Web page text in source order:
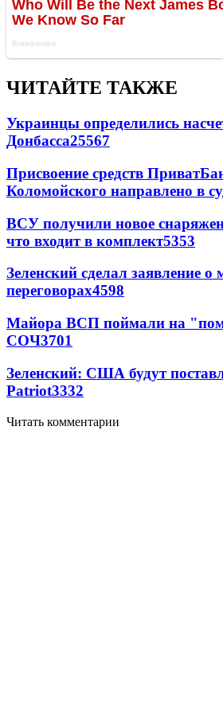
ЧИТАЙТЕ ТАКЖЕ
Украинцы определились
Донбасса25567
Присвоение средств
Коломойского направлено в
ВСУ получили новое
что входит в комплект5353
Зеленский сделал заявление
переговорах4598
Майора ВСП поймали на
СОЧ3701
Зеленский: США будут
Patriot3332
Читать комментарии